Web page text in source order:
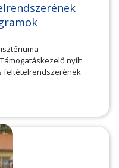
nyílt
feltételrendszerének